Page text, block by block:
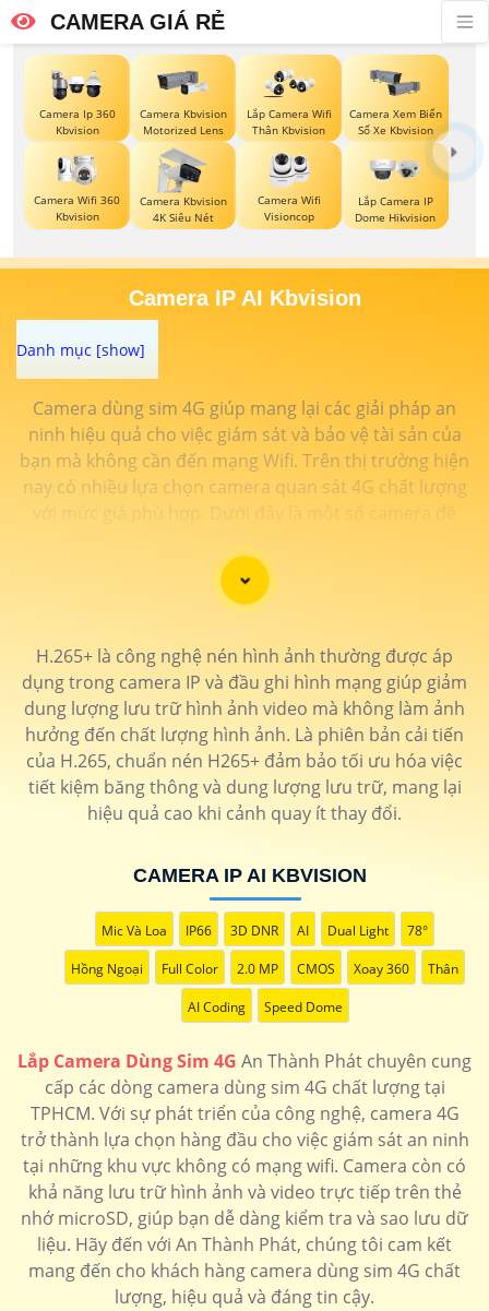
CAMERA GIÁ RẺ
Camera Ip 360
Kbvision
Camera Kbvision
Motorized Lens
Lắp Camera Wifi
Thân Kbvision
Camera Xem Biển
Số Xe Kbvision
Camera Wifi 360
Kbvision
Camera Kbvision
4K Siêu Nét
Camera Wifi
Visioncop
Lắp Camera IP
Dome Hikvision
Camera IP AI Kbvision
Camera dùng sim 4G giúp mang lại các giải pháp an
ninh hiệu quả cho việc giám sát và bảo vệ tài sản của
bạn mà không cần đến mạng Wifi. Trên thị trường hiện
nay có nhiều lựa chọn camera quan sát 4G chất lượng
với mức giá phù hợp. Dưới đây là một số camera đề
H.265+ là công nghệ nén hình ảnh thường được áp
dụng trong camera IP và đầu ghi hình mạng giúp giảm
dung lượng lưu trữ hình ảnh video mà không làm ảnh
hưởng đến chất lượng hình ảnh. Là phiên bản cải tiến
của H.265, chuẩn nén H265+ đảm bảo tối ưu hóa việc
tiết kiệm băng thông và dung lượng lưu trữ, mang lại
hiệu quả cao khi cảnh quay ít thay đổi.
CAMERA IP AI KBVISION
Mic Và Loa IP66 3D DNR AI Dual Light 78°
Hồng Ngoại Full Color 2.0 MP CMOS Xoay 360 Thân
AI Coding Speed Dome
Lắp Camera Dùng Sim 4G An Thành Phát chuyên cung
cấp các dòng camera dùng sim 4G chất lượng tại
TPHCM. Với sự phát triển của công nghệ, camera 4G
trở thành lựa chọn hàng đầu cho việc giám sát an ninh
tại những khu vực không có mạng wifi. Camera còn có
khả năng lưu trữ hình ảnh và video trực tiếp trên thẻ
nhớ microSD, giúp bạn dễ dàng kiểm tra và sao lưu dữ
liệu. Hãy đến với An Thành Phát, chúng tôi cam kết
mang đến cho khách hàng camera dùng sim 4G chất
lượng, hiệu quả và đáng tin cậy.